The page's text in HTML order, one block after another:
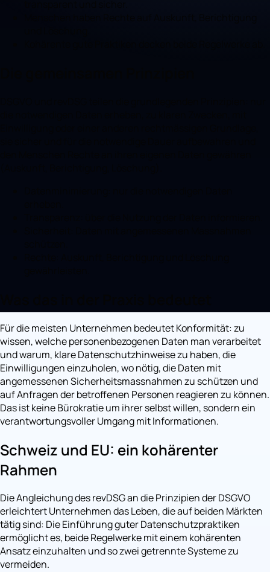
Für die meisten Unternehmen bedeutet Konformität: zu
wissen, welche personenbezogenen Daten man verarbeitet
und warum, klare Datenschutzhinweise zu haben, die
Einwilligungen einzuholen, wo nötig, die Daten mit
angemessenen Sicherheitsmassnahmen zu schützen und
auf Anfragen der betroffenen Personen reagieren zu können.
Das ist keine Bürokratie um ihrer selbst willen, sondern ein
verantwortungsvoller Umgang mit Informationen.
Schweiz und EU: ein kohärenter
Rahmen
Die Angleichung des revDSG an die Prinzipien der DSGVO
erleichtert Unternehmen das Leben, die auf beiden Märkten
tätig sind: Die Einführung guter Datenschutzpraktiken
ermöglicht es, beide Regelwerke mit einem kohärenten
Ansatz einzuhalten und so zwei getrennte Systeme zu
vermeiden.